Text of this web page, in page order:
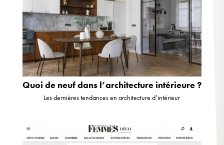
Quoi de neuf dans l’architecture intérieure ?
Les dernières tendances en architecture d’intérieur